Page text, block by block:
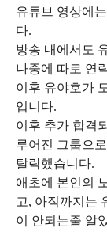
유튜브 영상에
다.
방송 내에서도
나중에 따로 연
이후 유야호가
입니다.
이후 추가 합격
루어진 그룹으
탈락했습니다.
애초에 본인의
고, 아직까지는
이 안되는줄 알